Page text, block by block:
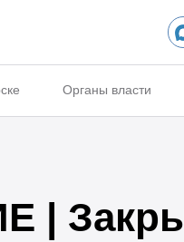
Органы власти
|